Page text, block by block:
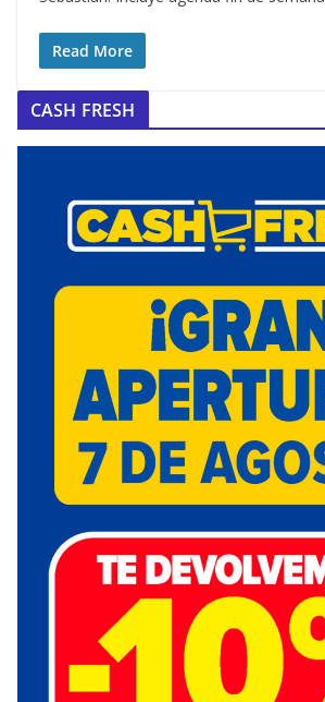
Read More
CASH FRESH